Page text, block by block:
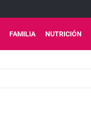
FAMILIA NUTRICIÓN